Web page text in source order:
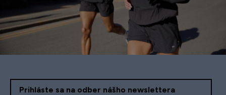
Prihláste sa na odber nášho newslettera